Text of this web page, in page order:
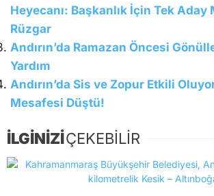
Heyecanı: Başkanlık İçin Tek Aday
Rüzgar
Andırın’da Ramazan Öncesi
Yardım
Andırın’da Sis ve Zopur Etkili
Mesafesi Düştü!
İLGİNİZİÇEKEBİLİR